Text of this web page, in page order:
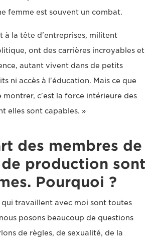
femme est souvent un combat.
à la tête d'entreprises, militent
ont des carrières incroyables et
autant vivent dans de petits
ni accès à l'éducation. Mais ce que
montrer, c'est la force intérieure des
elles sont capables. »
des membres de
production sont
Pourquoi ?
qui travaillent avec moi sont toutes
posons beaucoup de questions
de règles, de sexualité, de la